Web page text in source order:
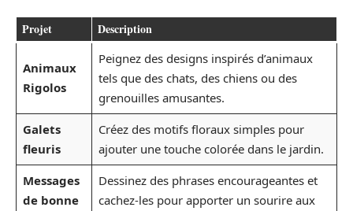
Projet Description
Animaux
Rigolos
Peignez des designs inspirés d’animaux
tels que des chats, des chiens ou des
grenouilles amusantes.
Galets
fleuris
Créez des motifs floraux simples pour
ajouter une touche colorée dans le jardin.
Messages
de bonne
Dessinez des phrases encourageantes et
cachez-les pour apporter un sourire aux